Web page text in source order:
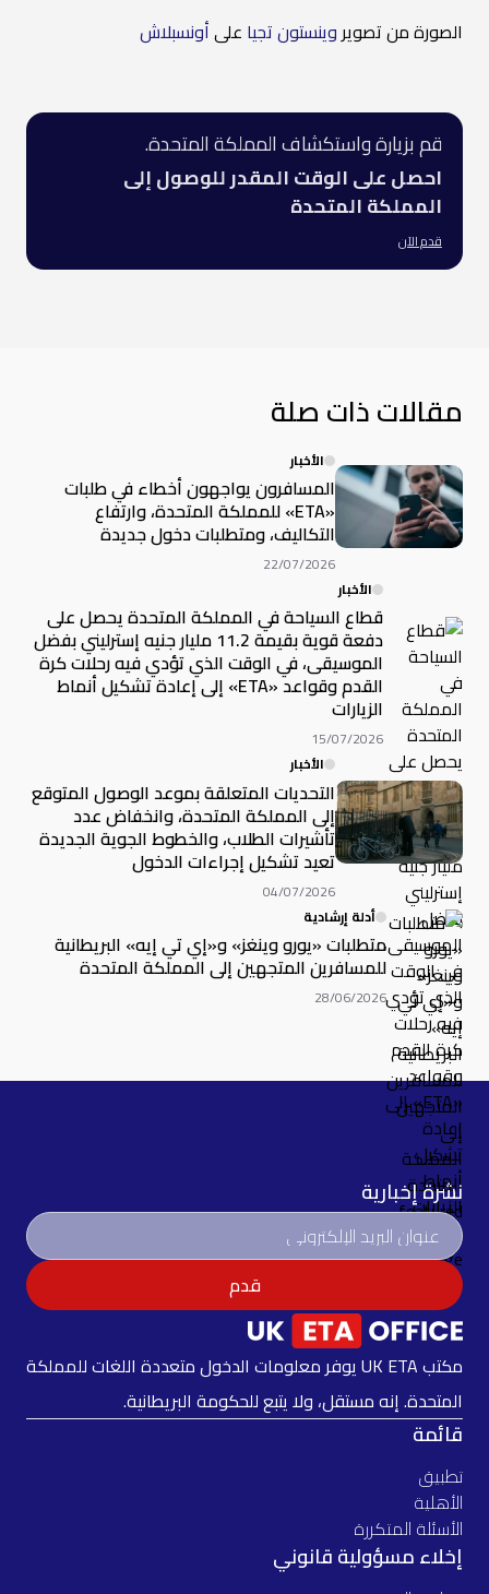
الصورة من تصويروينستون تجيا علىأونسبلاش
قم بزيارة واستكشاف المملكة المتحدة.
احصل على الوقت المقدر للوصول إلى
المملكة المتحدة
قدم الآن
مقالات ذات صلة
الأخبار
المسافرون يواجهون أخطاء في طلبات
«ETA» للمملكة المتحدة، وارتفاع
التكاليف، ومتطلبات دخول جديدة
22/07/2026
الأخبار
قطاع السياحة في المملكة المتحدة يحصل على
دفعة قوية بقيمة 11.2 مليار جنيه إسترليني بفضل
الموسيقى، في الوقت الذي تؤدي فيه رحلات كرة
القدم وقواعد «ETA» إلى إعادة تشكيل أنماط
الزيارات
15/07/2026
الأخبار
التحديات المتعلقة بموعد الوصول المتوقع
إلى المملكة المتحدة، وانخفاض عدد
تأشيرات الطلاب، والخطوط الجوية الجديدة
تعيد تشكيل إجراءات الدخول
04/07/2026
أدلة إرشادية
متطلبات «يورو وينغز» و«إي تي إيه» البريطانية
للمسافرين المتجهين إلى المملكة المتحدة
28/06/2026
نشرة إخبارية
قدم
مكتب UK ETA يوفر معلومات الدخول متعددة اللغات للمملكة
المتحدة. إنه مستقل، ولا يتبع للحكومة البريطانية.
قائمة
تطبيق
الأهلية
الأسئلة المتكررة
إخلاء مسؤولية قانوني